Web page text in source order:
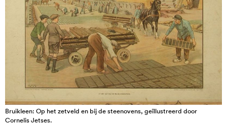
Bruikleen: Op het zetveld en bij de steenovens, geïllustreerd door
Cornelis Jetses.